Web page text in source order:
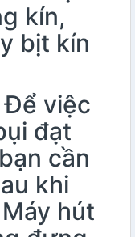
kín,
bịt kín
Để việc
đạt
cần
khi
hút